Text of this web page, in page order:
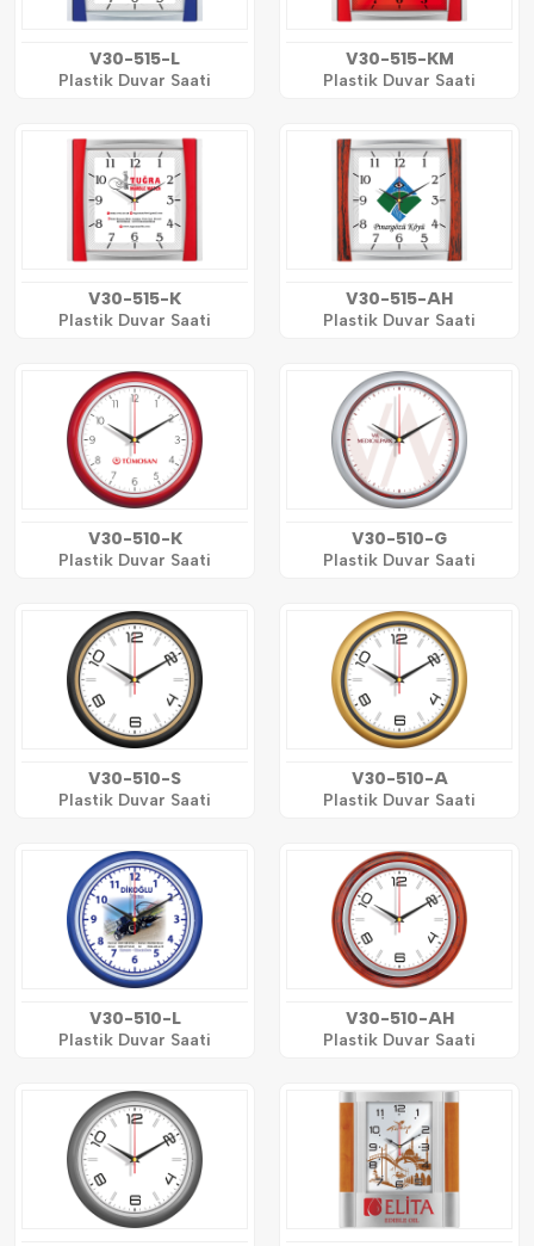
V30-515-L
Plastik Duvar Saati
V30-515-KM
Plastik Duvar Saati
V30-515-K
Plastik Duvar Saati
V30-515-AH
Plastik Duvar Saati
V30-510-K
Plastik Duvar Saati
V30-510-G
Plastik Duvar Saati
V30-510-S
Plastik Duvar Saati
V30-510-A
Plastik Duvar Saati
V30-510-L
Plastik Duvar Saati
V30-510-AH
Plastik Duvar Saati